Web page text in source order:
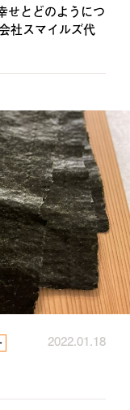
せとどのようにつ
社スマイルズ代
2022.01.18